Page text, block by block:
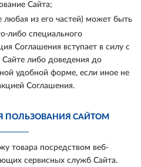
Сайта;
любая из его частей) может быть
либо специального
Соглашения вступает в силу с
либо доведения до
удобной форме, если иное не
Соглашения.
ПОЛЬЗОВАНИЯ САЙТОМ
товара посредством веб-
сервисных служб Сайта.